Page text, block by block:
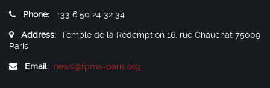
Phone: +33 6 50 24 32 34
Address: Temple de la Rédemption 16, rue Chauchat 75009
Paris
Email: news@fpma-paris.org